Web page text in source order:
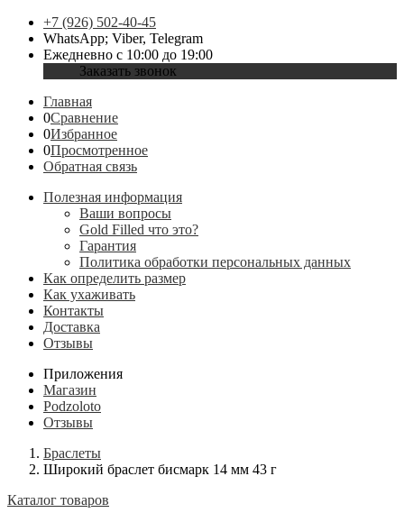
+7 (926) 502-40-45
WhatsApp; Viber, Telegram
Ежедневно с 10:00 до 19:00
Заказать звонок
Главная
0Сравнение
0Избранное
0Просмотренное
Обратная связь
Полезная информация
Ваши вопросы
Gold Filled что это?
Гарантия
Политика обработки персональных данных
Как определить размер
Как ухаживать
Контакты
Доставка
Отзывы
Приложения
Магазин
Podzoloto
Отзывы
Браслеты
Широкий браслет бисмарк 14 мм 43 г
Каталог товаров